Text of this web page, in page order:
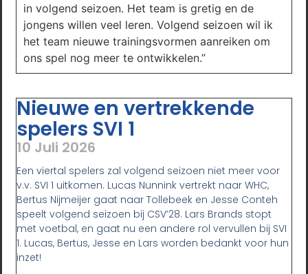
in volgend seizoen. Het team is gretig en de
jongens willen veel leren. Volgend seizoen wil ik
het team nieuwe trainingsvormen aanreiken om
ons spel nog meer te ontwikkelen.”
Nieuwe en vertrekkende
spelers SVI 1
10 Juli 2026
Een viertal spelers zal volgend seizoen niet meer voor
v.v. SVI 1 uitkomen. Lucas Nunnink vertrekt naar WHC,
Bertus Nijmeijer gaat naar Tollebeek en Jesse Conteh
speelt volgend seizoen bij CSV’28. Lars Brands stopt
met voetbal, en gaat nu een andere rol vervullen bij SVI
1. Lucas, Bertus, Jesse en Lars worden bedankt voor hun
inzet!